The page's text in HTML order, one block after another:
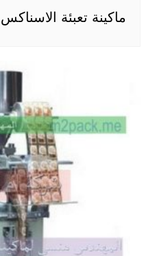
ماكينة تعبئة الاسناكس